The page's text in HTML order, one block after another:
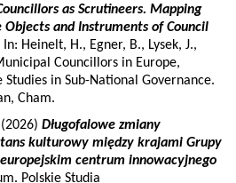
as Scrutineers. Mapping
Objects and Instruments of Council
In: Heinelt, H., Egner, B., Lysek, J.,
Councillors in Europe,
Studies in Sub-National Governance.
Cham.
Długofalowe zmiany
kulturowy między krajami Grupy
centrum innowacyjnego
Polskie Studia